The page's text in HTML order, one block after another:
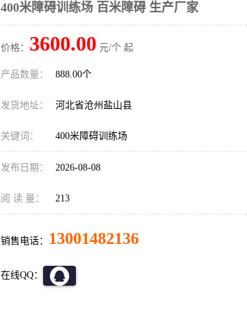
400米障碍训练场 百米障碍 生产厂家
价格： 3600.00 元/个 起
产品数量： 888.00个
发货地址： 河北省沧州盐山县
关键词： 400米障碍训练场
发布日期： 2026-08-08
阅 读 量： 213
销售电话： 13001482136
在线QQ：